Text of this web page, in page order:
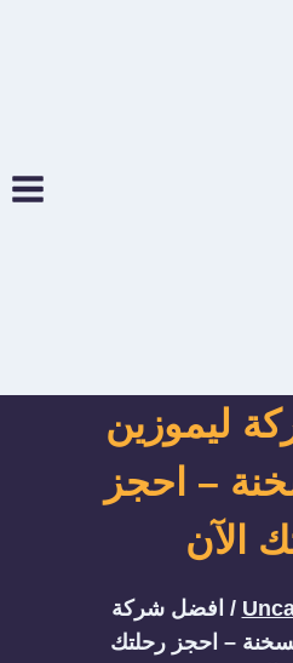
ليموزين
– احجز
الآن
/ افضل شركة
– احجز رحلتك